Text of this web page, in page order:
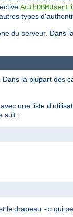
types
du serveur. Dans
la plupart des
une liste
suit :
le drapeau -c qui